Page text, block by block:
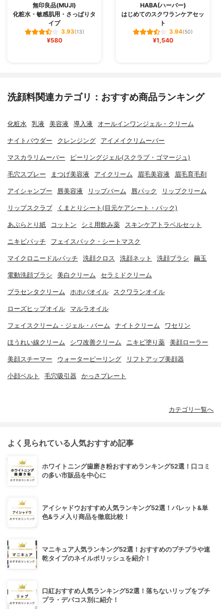
無印良品(MUJI)
化粧水・敏感肌用・さっぱりタ
イプ
3.93(13)
¥580
HABA(ハーバー)
はじめてのスクワランケアセッ
ト
3.94(50)
¥1,540
洗顔料関連カテゴリ：おすすめ商品ランキング
化粧水 乳液 美容液 導入液 オールインワンジェル・クリーム
ナイトパウダー クレンジング アイメイクリムーバー
マスカラリムーバー ピーリングジェル(スクラブ・ゴマージュ)
毛穴スプレー まつげ美容液 アイクリーム 眉毛美容液 眉毛育毛剤
アイシャンプー 唇美容液 リップバーム 唇パック リップクリーム
リップスクラブ くまとりシート(目元ケアシート・パック)
あぶらとり紙 コットン シミ用飲み薬 スキンケアトラベルセット
ニキビパッチ フェイスパック・シートマスク
マイクロニードルパッチ 洗顔クロス 洗顔ネット 洗顔ブラシ 繭玉
電動洗顔ブラシ 美白クリーム セラミドクリーム
プラセンタクリーム ホホバオイル スクワランオイル
ローズヒップオイル マルラオイル
フェイスクリーム・ジェル・バーム ナイトクリーム ワセリン
ほうれい線クリーム シワ改善クリーム ニキビ塗り薬 美顔ローラー
美顔スチーマー ウォーターピーリング リフトアップ美顔器
小顔ベルト 毛穴吸引器 かっさプレート
カテゴリ一覧へ
よく見られている人気おすすめ記事
ホワイトニング歯磨き粉おすすめランキング52選！口コミ
の多い市販品を中心に
アイシャドウおすすめ人気ランキング52選！パレット&単
色&ラメ入り商品を徹底比較！
マニキュア人気ランキング52選！おすすめのプチプラや速
乾タイプのネイルポリッシュを紹介！
口紅おすすめ人気ランキング52選！落ちないリップをプチ
プラ・デパコス別に紹介！